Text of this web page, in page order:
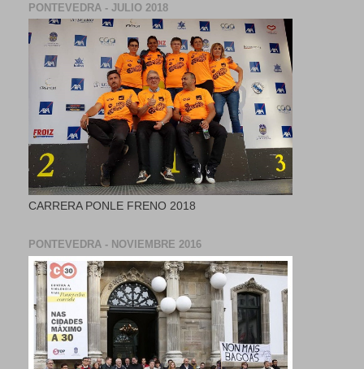
PONTEVEDRA - JULIO 2018
CARRERA PONLE FRENO 2018
PONTEVEDRA - NOVIEMBRE 2016